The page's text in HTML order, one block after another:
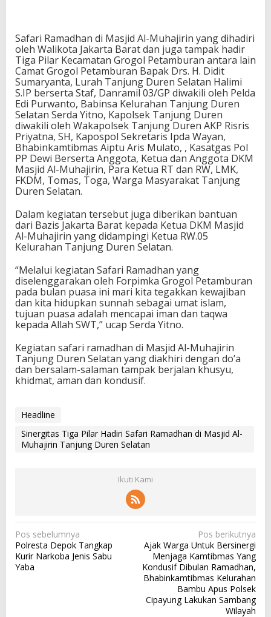
Safari Ramadhan di Masjid Al-Muhajirin yang dihadiri
oleh Walikota Jakarta Barat dan juga tampak hadir
Tiga Pilar Kecamatan Grogol Petamburan antara lain
Camat Grogol Petamburan Bapak Drs. H. Didit
Sumaryanta, Lurah Tanjung Duren Selatan Halimi
S.IP berserta Staf, Danramil 03/GP diwakili oleh Pelda
Edi Purwanto, Babinsa Kelurahan Tanjung Duren
Selatan Serda Yitno, Kapolsek Tanjung Duren
diwakili oleh Wakapolsek Tanjung Duren AKP Risris
Priyatna, SH, Kapospol Sekretaris Ipda Wayan,
Bhabinkamtibmas Aiptu Aris Mulato, , Kasatgas Pol
PP Dewi Berserta Anggota, Ketua dan Anggota DKM
Masjid Al-Muhajirin, Para Ketua RT dan RW, LMK,
FKDM, Tomas, Toga, Warga Masyarakat Tanjung
Duren Selatan.
Dalam kegiatan tersebut juga diberikan bantuan
dari Bazis Jakarta Barat kepada Ketua DKM Masjid
Al-Muhajirin yang didampingi Ketua RW.05
Kelurahan Tanjung Duren Selatan.
“Melalui kegiatan Safari Ramadhan yang
diselenggarakan oleh Forpimka Grogol Petamburan
pada bulan puasa ini mari kita tegakkan kewajiban
dan kita hidupkan sunnah sebagai umat islam,
tujuan puasa adalah mencapai iman dan taqwa
kepada Allah SWT,” ucap Serda Yitno.
Kegiatan safari ramadhan di Masjid Al-Muhajirin
Tanjung Duren Selatan yang diakhiri dengan do’a
dan bersalam-salaman tampak berjalan khusyu,
khidmat, aman dan kondusif.
Headline
Sinergitas Tiga Pilar Hadiri Safari Ramadhan di Masjid Al-
Muhajirin Tanjung Duren Selatan
Ikuti Kami
N
a
v
Pos sebelumnya
Polresta Depok Tangkap
Kurir Narkoba Jenis Sabu
Yaba
Pos berikutnya
Ajak Warga Untuk Bersinergi
Menjaga Kamtibmas Yang
Kondusif Dibulan Ramadhan,
Bhabinkamtibmas Kelurahan
Bambu Apus Polsek
Cipayung Lakukan Sambang
Wilayah